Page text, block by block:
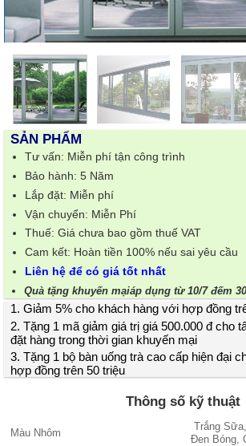
SẢN PHẨM
Tư vấn: Miễn phí tận công trình
Bảo hành: 5 Năm
Lắp đặt: Miễn phí
Vận chuyển: Miễn Phí
Thuế: Giá chưa bao gồm thuế VAT
Cam kết: Hoàn tiền 100% nếu sai yêu cầu
Liên hệ để có giá tốt nhất
Quà tặng khuyến mạiáp dụng từ 10/7 đếm
1. Giảm 5% cho khách hàng với hợp đồng
2. Tặng 1 mã giảm giá trị giá 500.000 đ cho
đặt hàng trong thời gian khuyến mại
3. Tặng 1 bộ bàn uống trà cao cấp hiện đại
hợp đồng trên 50 triệu
Thông số kỹ thuật
Màu Nhôm
Trắng
Đen Bóng,